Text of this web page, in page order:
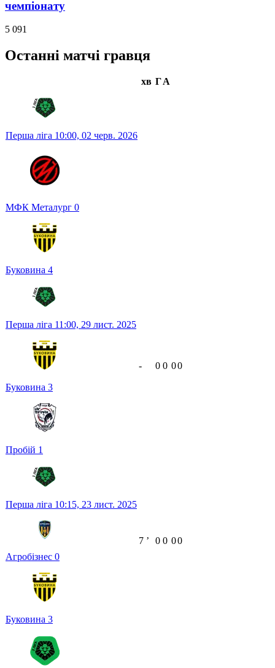
чемпіонату
5 091
Останні матчі гравця
хв ГА
Перша ліга 10:00, 02 черв. 2026
МФК Металург 0
Буковина 4
Перша ліга 11:00, 29 лист. 2025
Буковина 3
Пробій 1
- 0 0 00
Перша ліга 10:15, 23 лист. 2025
Агробізнес 0
Буковина 3
7 ʼ 0 0 00